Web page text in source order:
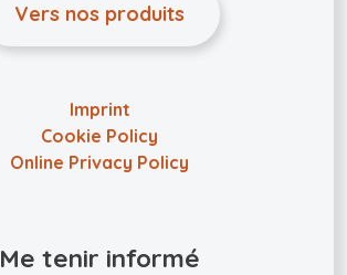
Vers nos produits
Imprint
Cookie Policy
Online Privacy Policy
Me tenir informé